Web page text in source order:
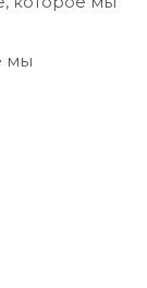
мы